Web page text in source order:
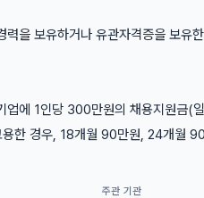
을 보유하거나 유관자격증을 보유
에 1인당 300만원의 채용지원금(
용한 경우, 18개월 90만원, 24개월
주관 기관